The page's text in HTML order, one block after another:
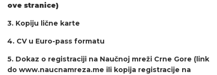
ove stranice)
3. Kopiju lične karte
4. CV u Euro-pass formatu
5. Dokaz o registraciji na Naučnoj mreži Crne Gore (link
do www.naucnamreza.me ili kopija registracije na